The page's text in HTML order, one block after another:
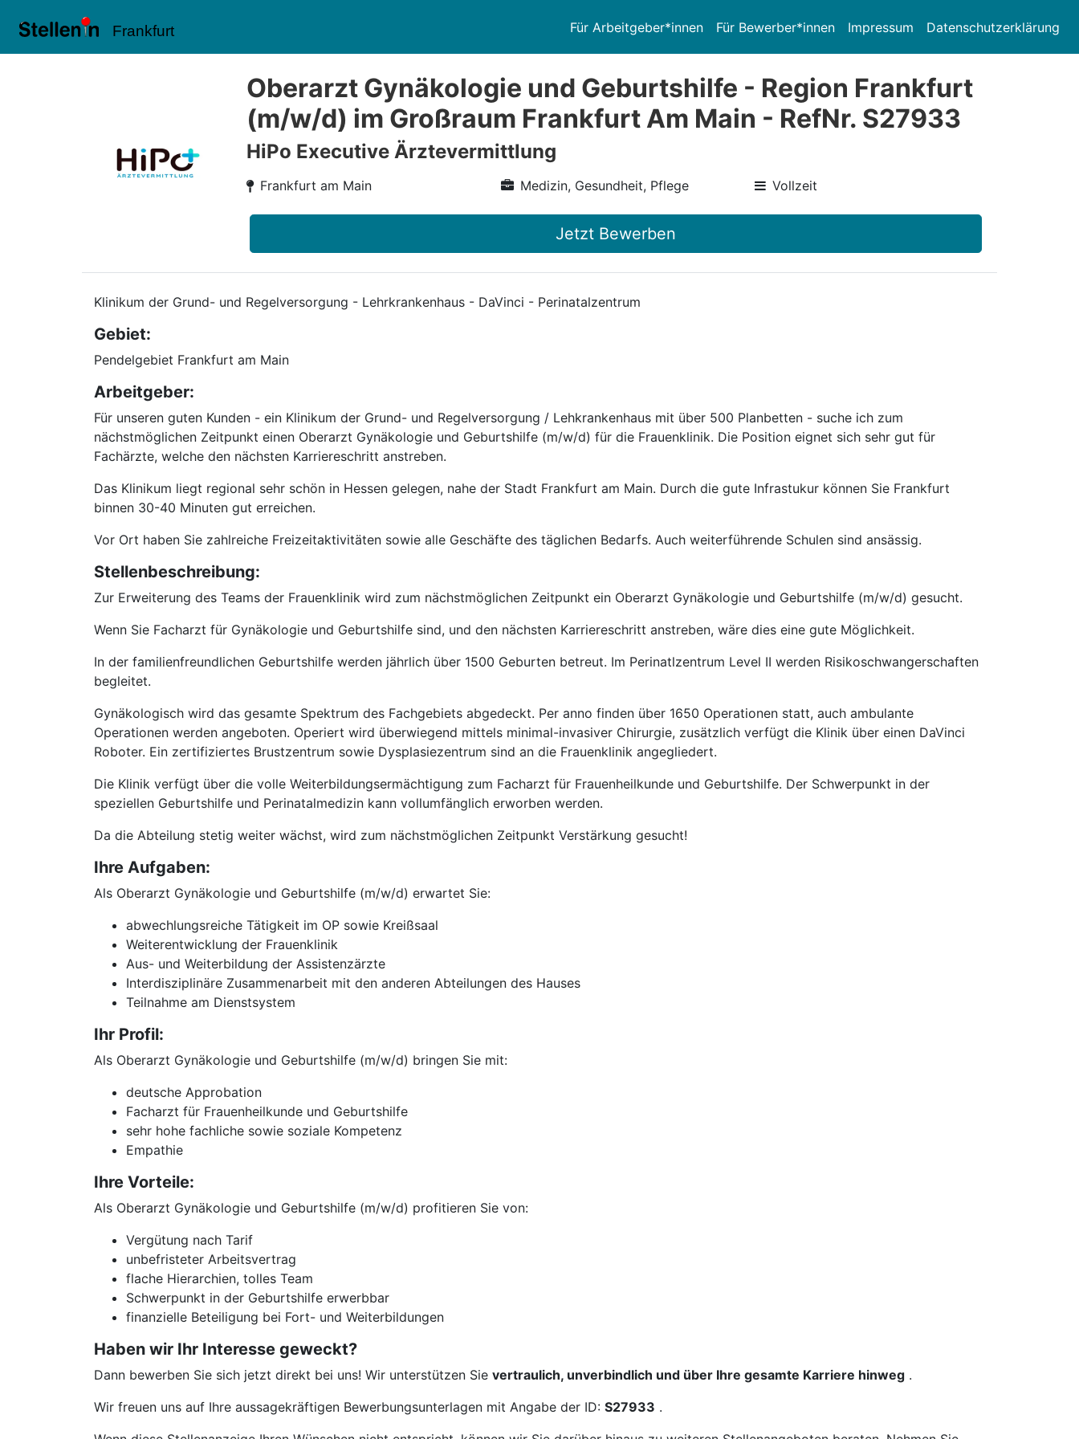
Frankfurt Für Arbeitgeber*innen Für Bewerber*innen Impressum Datenschutzerklärung
Oberarzt Gynäkologie und Geburtshilfe - Region Frankfurt
(m/w/d) im Großraum Frankfurt Am Main - RefNr. S27933
HiPo Executive Ärztevermittlung
Frankfurt am Main Medizin, Gesundheit, Pflege Vollzeit
Jetzt Bewerben
Klinikum der Grund- und Regelversorgung - Lehrkrankenhaus - DaVinci - Perinatalzentrum
Gebiet:
Pendelgebiet Frankfurt am Main
Arbeitgeber:
Für unseren guten Kunden - ein Klinikum der Grund- und Regelversorgung / Lehkrankenhaus mit über 500 Planbetten - suche ich zum
nächstmöglichen Zeitpunkt einen Oberarzt Gynäkologie und Geburtshilfe (m/w/d) für die Frauenklinik. Die Position eignet sich sehr gut für
Fachärzte, welche den nächsten Karriereschritt anstreben.
Das Klinikum liegt regional sehr schön in Hessen gelegen, nahe der Stadt Frankfurt am Main. Durch die gute Infrastukur können Sie Frankfurt
binnen 30-40 Minuten gut erreichen.
Vor Ort haben Sie zahlreiche Freizeitaktivitäten sowie alle Geschäfte des täglichen Bedarfs. Auch weiterführende Schulen sind ansässig.
Stellenbeschreibung:
Zur Erweiterung des Teams der Frauenklinik wird zum nächstmöglichen Zeitpunkt ein Oberarzt Gynäkologie und Geburtshilfe (m/w/d) gesucht.
Wenn Sie Facharzt für Gynäkologie und Geburtshilfe sind, und den nächsten Karriereschritt anstreben, wäre dies eine gute Möglichkeit.
In der familienfreundlichen Geburtshilfe werden jährlich über 1500 Geburten betreut. Im Perinatlzentrum Level II werden Risikoschwangerschaften
begleitet.
Gynäkologisch wird das gesamte Spektrum des Fachgebiets abgedeckt. Per anno finden über 1650 Operationen statt, auch ambulante
Operationen werden angeboten. Operiert wird überwiegend mittels minimal-invasiver Chirurgie, zusätzlich verfügt die Klinik über einen DaVinci
Roboter. Ein zertifiziertes Brustzentrum sowie Dysplasiezentrum sind an die Frauenklinik angegliedert.
Die Klinik verfügt über die volle Weiterbildungsermächtigung zum Facharzt für Frauenheilkunde und Geburtshilfe. Der Schwerpunkt in der
speziellen Geburtshilfe und Perinatalmedizin kann vollumfänglich erworben werden.
Da die Abteilung stetig weiter wächst, wird zum nächstmöglichen Zeitpunkt Verstärkung gesucht!
Ihre Aufgaben:
Als Oberarzt Gynäkologie und Geburtshilfe (m/w/d) erwartet Sie:
abwechlungsreiche Tätigkeit im OP sowie Kreißsaal
Weiterentwicklung der Frauenklinik
Aus- und Weiterbildung der Assistenzärzte
Interdisziplinäre Zusammenarbeit mit den anderen Abteilungen des Hauses
Teilnahme am Dienstsystem
Ihr Profil:
Als Oberarzt Gynäkologie und Geburtshilfe (m/w/d) bringen Sie mit:
deutsche Approbation
Facharzt für Frauenheilkunde und Geburtshilfe
sehr hohe fachliche sowie soziale Kompetenz
Empathie
Ihre Vorteile:
Als Oberarzt Gynäkologie und Geburtshilfe (m/w/d) profitieren Sie von:
Vergütung nach Tarif
unbefristeter Arbeitsvertrag
flache Hierarchien, tolles Team
Schwerpunkt in der Geburtshilfe erwerbbar
finanzielle Beteiligung bei Fort- und Weiterbildungen
Haben wir Ihr Interesse geweckt?
Dann bewerben Sie sich jetzt direkt bei uns! Wir unterstützen Sie vertraulich, unverbindlich und über Ihre gesamte Karriere hinweg .
Wir freuen uns auf Ihre aussagekräftigen Bewerbungsunterlagen mit Angabe der ID: S27933 .